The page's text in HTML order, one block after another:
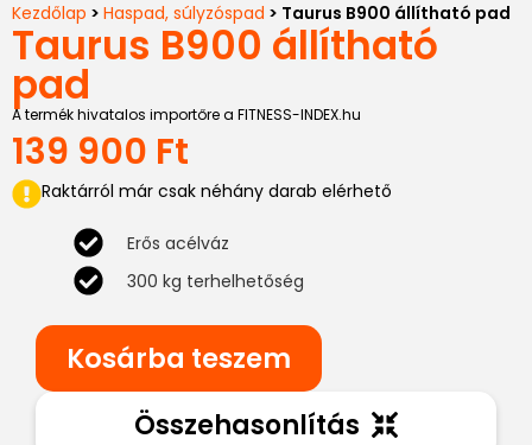
Kezdőlap > Haspad, súlyzóspad > Taurus B900 állítható pad
Taurus B900 állítható
pad
A termék hivatalos importőre a FITNESS-INDEX.hu
139 900 Ft
Raktárról már csak néhány darab elérhető
Erős acélváz
300 kg terhelhetőség
Kosárba teszem
Összehasonlítás